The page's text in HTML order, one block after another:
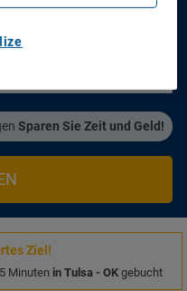
Sparen Sie Zeit und Geld!
Ziel!
Minutenin Tulsa - OKgebucht